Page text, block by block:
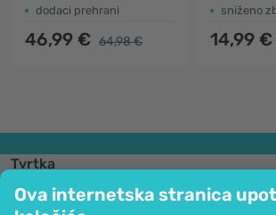
Ova internetska stranica
dodaci prehrani
46,99 € 64,98 €
sniženo
14,99 €
Tvrtka
Informacije
Pridružite nam se